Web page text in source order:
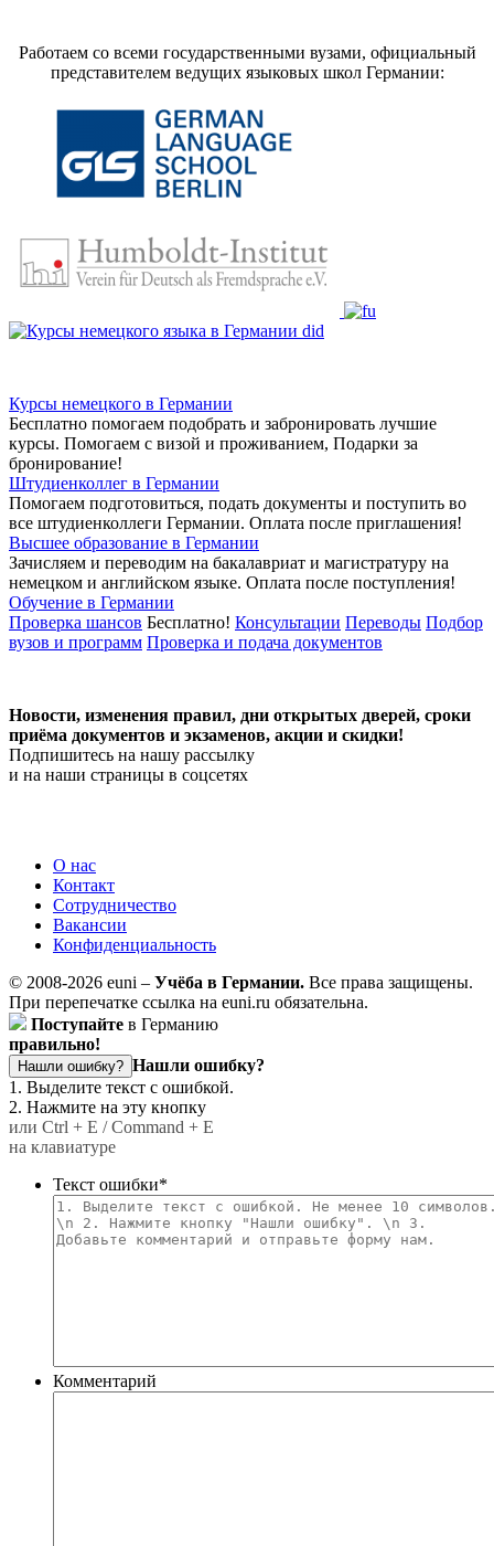
Работаем со всеми государственными вузами, официальный
представителем ведущих языковых школ Германии:
Курсы немецкого в Германии
Бесплатно помогаем подобрать и забронировать лучшие
курсы. Помогаем с визой и проживанием, Подарки за
бронирование!
Штудиенколлег в Германии
Помогаем подготовиться, подать документы и поступить во
все штудиенколлеги Германии. Оплата после приглашения!
Высшее образование в Германии
Зачисляем и переводим на бакалавриат и магистратуру на
немецком и английском языке. Оплата после поступления!
Обучение в Германии
Проверка шансов Бесплатно! Консультации Переводы Подбор
вузов и программ Проверка и подача документов
Новости, изменения правил, дни открытых дверей, сроки
приёма документов и экзаменов, акции и скидки!
Подпишитесь на нашу рассылку
и на наши страницы в соцсетях
О нас
Контакт
Сотрудничество
Вакансии
Конфиденциальность
© 2008-2026 euni – Учёба в Германии. Все права защищены.
При перепечатке ссылка на euni.ru обязательна.
Поступайте в Германию
правильно!
Нашли ошибку? Нашли ошибку?
1. Выделите текст с ошибкой.
2. Нажмите на эту кнопку
или Ctrl + E / Command + E
на клавиатуре
Текст ошибки*
Комментарий